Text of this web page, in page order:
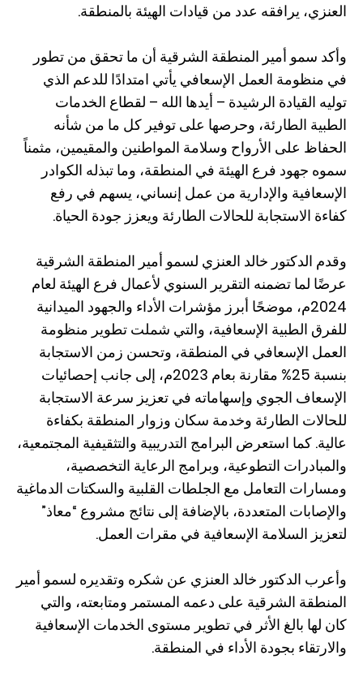
العنزي، يرافقه عدد من قيادات الهيئة بالمنطقة.
وأكد سمو أمير المنطقة الشرقية أن ما تحقق من تطور
في منظومة العمل الإسعافي يأتي امتدادًا للدعم الذي
توليه القيادة الرشيدة – أيدها الله – لقطاع الخدمات
الطبية الطارئة، وحرصها على توفير كل ما من شأنه
الحفاظ على الأرواح وسلامة المواطنين والمقيمين، مثمناً
سموه جهود فرع الهيئة في المنطقة، وما تبذله الكوادر
الإسعافية والإدارية من عمل إنساني، يسهم في رفع
كفاءة الاستجابة للحالات الطارئة ويعزز جودة الحياة.
وقدم الدكتور خالد العنزي لسمو أمير المنطقة الشرقية
عرضًا لما تضمنه التقرير السنوي لأعمال فرع الهيئة لعام
2024م، موضحًا أبرز مؤشرات الأداء والجهود الميدانية
للفرق الطبية الإسعافية، والتي شملت تطوير منظومة
العمل الإسعافي في المنطقة، وتحسن زمن الاستجابة
بنسبة 25% مقارنة بعام 2023م، إلى جانب إحصائيات
الإسعاف الجوي وإسهاماته في تعزيز سرعة الاستجابة
للحالات الطارئة وخدمة سكان وزوار المنطقة بكفاءة
عالية. كما استعرض البرامج التدريبية والتثقيفية المجتمعية،
والمبادرات التطوعية، وبرامج الرعاية التخصصية،
ومسارات التعامل مع الجلطات القلبية والسكتات الدماغية
والإصابات المتعددة، بالإضافة إلى نتائج مشروع “معاذ”
لتعزيز السلامة الإسعافية في مقرات العمل.
وأعرب الدكتور خالد العنزي عن شكره وتقديره لسمو أمير
المنطقة الشرقية على دعمه المستمر ومتابعته، والتي
كان لها بالغ الأثر في تطوير مستوى الخدمات الإسعافية
والارتقاء بجودة الأداء في المنطقة.